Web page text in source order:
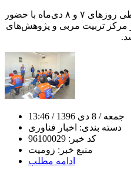
سومین المپیاد تکنسین‌های ایران طی روزهای ۷ و ۸ دی‌ماه با حضور
مرکز تربیت مربی و پژوهش‌های
جمعه / 8 دی 1396
/ 13:46
دسته بندی: اخبار فناوری
کد خبر: 96100029
منبع خبر: زومیت
ادامه مطلب